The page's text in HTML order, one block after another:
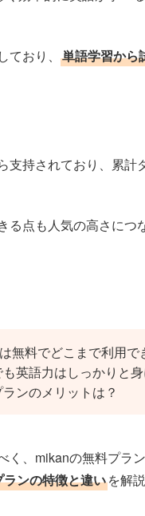
おり、 単語学習から
支持されており、累計
点も人気の高さにつ
無料でどこまで利用で
英語力はしっかりと
ンのメリットは？
く、mikanの無料プラ
ンの特徴と違いを解